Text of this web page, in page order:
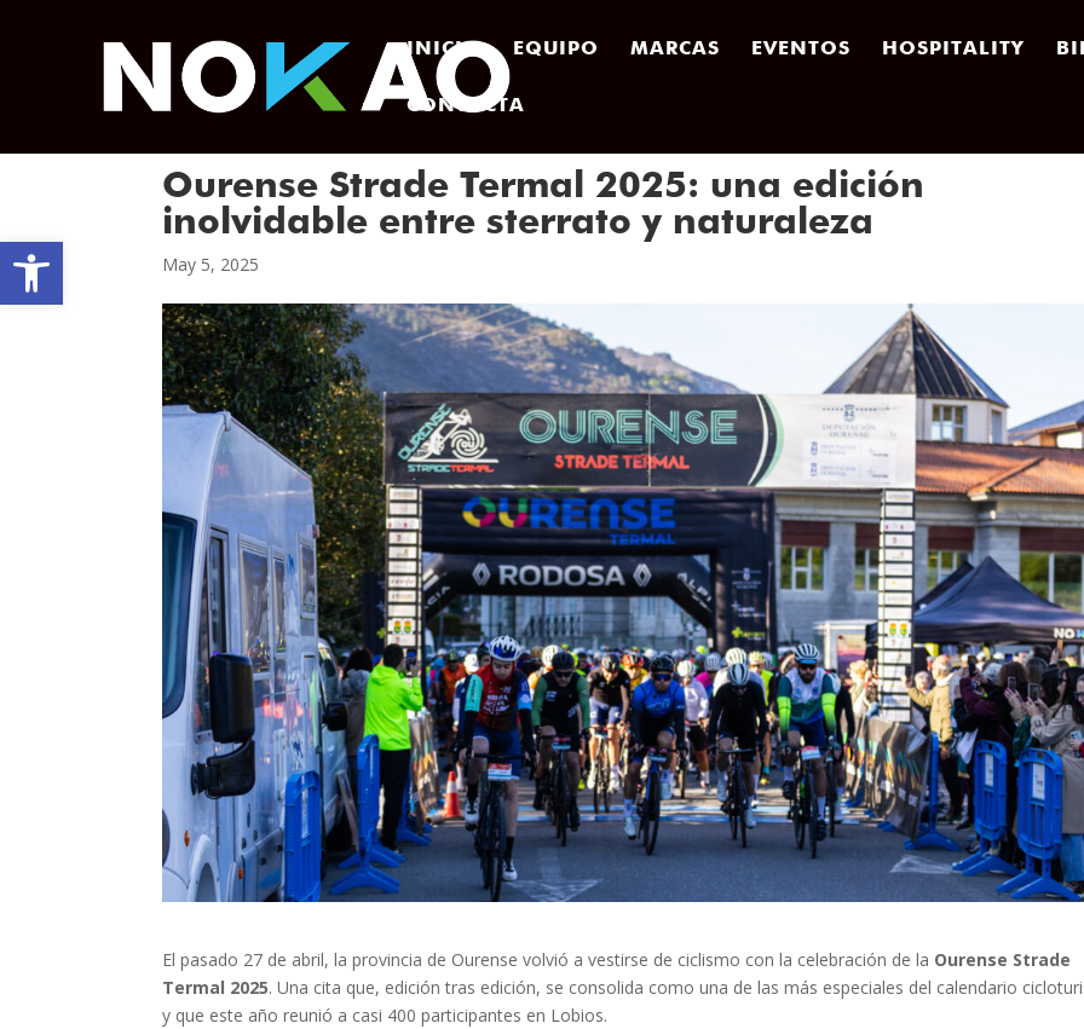
Abrir barra de herramientas
INICIO EQUIPO MARCAS EVENTOS HOSPITALITY
CONTACTA
Ourense Strade Termal 2025: una edición
inolvidable entre sterrato y naturaleza
May 5, 2025
El pasado 27 de abril, la provincia de Ourense volvió a vestirse de ciclismo con la celebración de la Ourense Strade
Termal 2025. Una cita que, edición tras edición, se consolida como una de las más especiales del calendario
y que este año reunió a casi 400 participantes en Lobios.